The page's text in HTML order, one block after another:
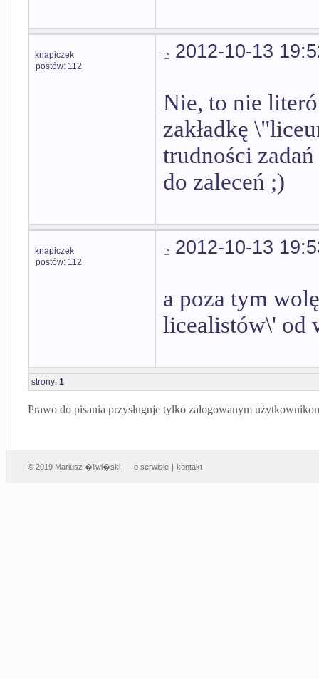
knapiczek
postów: 112
2012-10-13
Nie, to nie
zakładkę
trudności zadań
do zaleceń ;)
knapiczek
postów: 112
2012-10-13
a poza tym
licealistów\' od
strony: 1
Prawo do pisania przysługuje tylko zalogowanym
© 2019 Mariusz �liwi�ski o serwisie | kontakt